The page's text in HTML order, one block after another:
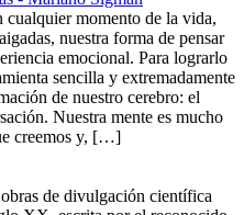
cualquier momento de la vida,
nuestra forma de pensar
emocional. Para lograrlo
sencilla y extremadamente
de nuestro cerebro: el
Nuestra mente es mucho
creemos y, […]
de divulgación científica